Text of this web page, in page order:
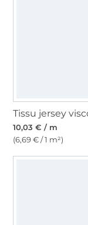
10,03 € / m
(6,69 € / 1 m²)